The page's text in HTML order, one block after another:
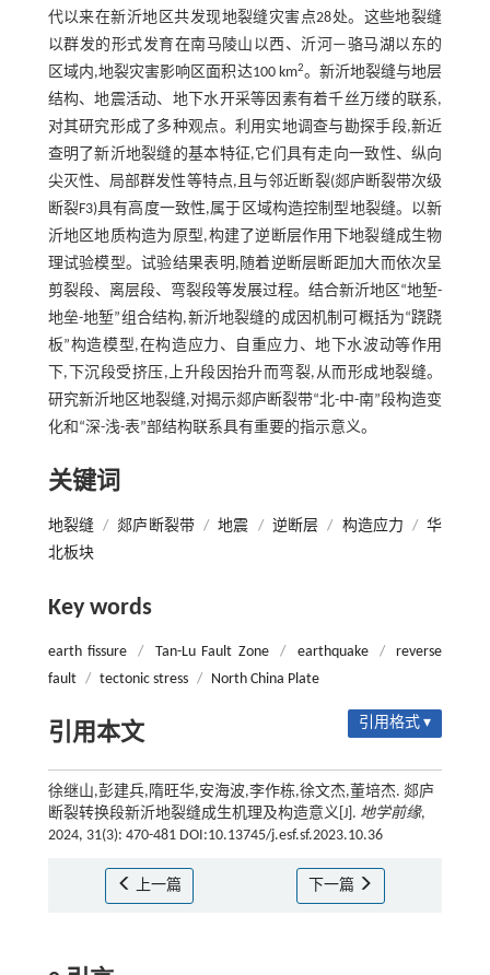
代以来在新沂地区共发现地裂缝灾害点28处。这些地裂缝
以群发的形式发育在南马陵山以西、沂河—骆马湖以东的
区域内,地裂灾害影响区面积达100 km2。新沂地裂缝与地层
结构、地震活动、地下水开采等因素有着千丝万缕的联系,
对其研究形成了多种观点。利用实地调查与勘探手段,新近
查明了新沂地裂缝的基本特征,它们具有走向一致性、纵向
尖灭性、局部群发性等特点,且与邻近断裂(郯庐断裂带次级
断裂F3)具有高度一致性,属于区域构造控制型地裂缝。以新
沂地区地质构造为原型,构建了逆断层作用下地裂缝成生物
理试验模型。试验结果表明,随着逆断层断距加大而依次呈
剪裂段、离层段、弯裂段等发展过程。结合新沂地区“地堑-
地垒-地堑”组合结构,新沂地裂缝的成因机制可概括为“跷跷
板”构造模型,在构造应力、自重应力、地下水波动等作用
下,下沉段受挤压,上升段因抬升而弯裂,从而形成地裂缝。
研究新沂地区地裂缝,对揭示郯庐断裂带“北-中-南”段构造变
化和“深-浅-表”部结构联系具有重要的指示意义。
关键词
地裂缝 / 郯庐断裂带 / 地震 / 逆断层 / 构造应力 / 华
北板块
Key words
earth fissure / Tan-Lu Fault Zone / earthquake /
reverse
fault / tectonic stress / North China Plate
引用本文 引用格式 ▾
徐继山,彭建兵,隋旺华,安海波,李作栋,徐文杰,董培杰. 郯庐
断裂转换段新沂地裂缝成生机理及构造意义[J]. 地学前缘,
2024, 31(3): 470-481 DOI:10.13745/j.esf.sf.2023.10.36
上一篇 下一篇